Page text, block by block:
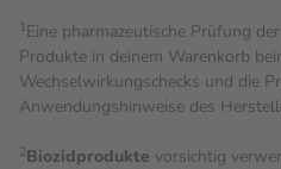
1Eine pharmazeutische Prüfung
Produkte in deinem Warenkorb
Wechselwirkungschecks und die
Anwendungshinweise des
2Biozidprodukte vorsichtig